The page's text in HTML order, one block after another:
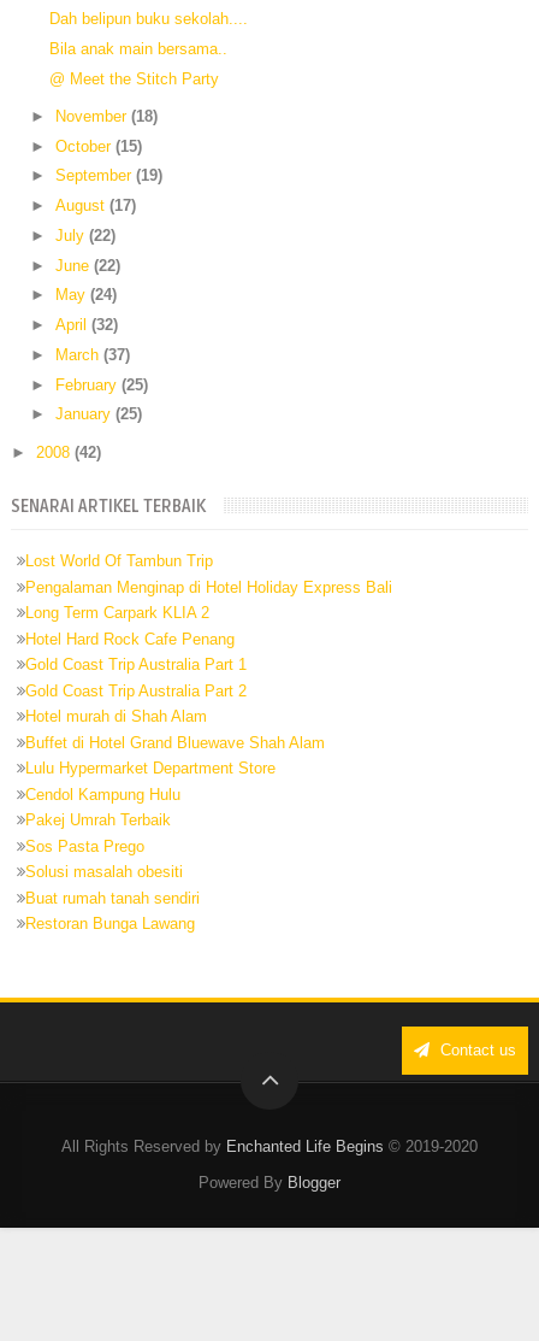
Dah belipun buku sekolah....
Bila anak main bersama..
@ Meet the Stitch Party
► November (18)
► October (15)
► September (19)
► August (17)
► July (22)
► June (22)
►
May (24)
► April (32)
►
March (37)
► February (25)
► January (25)
► 2008 (42)
SENARAI ARTIKEL TERBAIK
Lost World Of Tambun Trip
Pengalaman Menginap di Hotel Holiday Express Bali
Long Term Carpark KLIA 2
Hotel Hard Rock Cafe Penang
Gold Coast Trip Australia Part 1
Gold Coast Trip Australia Part 2
Hotel murah di Shah Alam
Buffet di Hotel Grand Bluewave Shah Alam
Lulu Hypermarket Department Store
Cendol Kampung Hulu
Pakej Umrah Terbaik
Sos Pasta Prego
Solusi masalah obesiti
Buat rumah tanah sendiri
Restoran Bunga Lawang
Contact us
All Rights Reserved by Enchanted Life Begins © 2019-2020
Powered By Blogger